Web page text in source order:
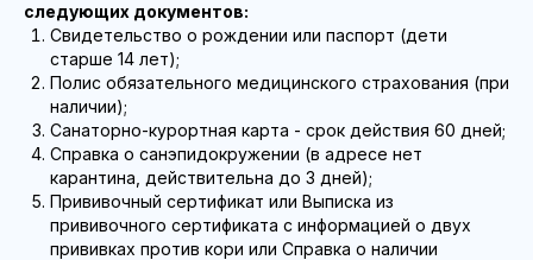
следующих документов:
Свидетельство о рождении или паспорт (дети
старше 14 лет);
Полис обязательного медицинского страхования (при
наличии);
Санаторно-курортная карта - срок действия 60 дней;
Справка о санэпидокружении (в адресе нет
карантина, действительна до 3 дней);
Прививочный сертификат или Выписка из
прививочного сертификата с информацией о двух
прививках против кори или Справка о наличии